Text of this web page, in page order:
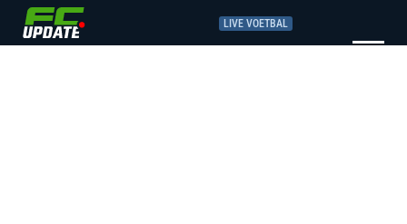
LIVE VOETBAL